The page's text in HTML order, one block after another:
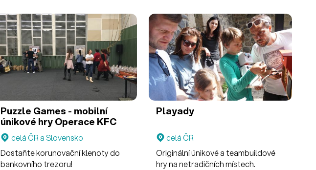
Puzzle Games - mobilní
únikové hryOperace KFC
celá ČR a Slovensko
Dostaňte korunovační klenoty do
bankovního trezoru!
Playady
celá ČR
Originální únikové a teambuildové
hry na netradičních místech.